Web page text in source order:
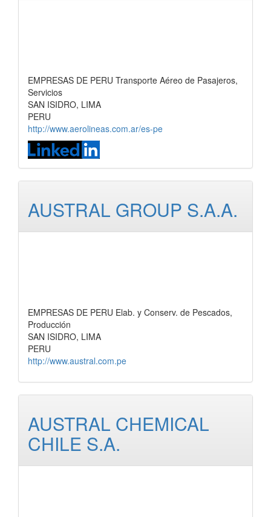
EMPRESAS DE PERU Transporte Aéreo de Pasajeros,
Servicios
SAN ISIDRO, LIMA
PERU
http://www.aerolineas.com.ar/es-pe
AUSTRAL GROUP S.A.A.
EMPRESAS DE PERU Elab. y Conserv. de Pescados,
Producción
SAN ISIDRO, LIMA
PERU
http://www.austral.com.pe
AUSTRAL CHEMICAL
CHILE S.A.